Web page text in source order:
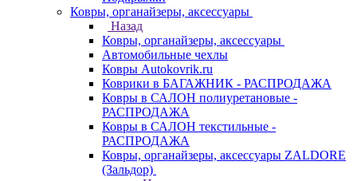
Ковры, органайзеры, аксессуары
Назад
Ковры, органайзеры, аксессуары
Автомобильные чехлы
Ковры Autokovrik.ru
Коврики в БАГАЖНИК - РАСПРОДАЖА
Ковры в САЛОН полиуретановые -
РАСПРОДАЖА
Ковры в САЛОН текстильные -
РАСПРОДАЖА
Ковры, органайзеры, аксессуары ZALDORE
(Зальдор)